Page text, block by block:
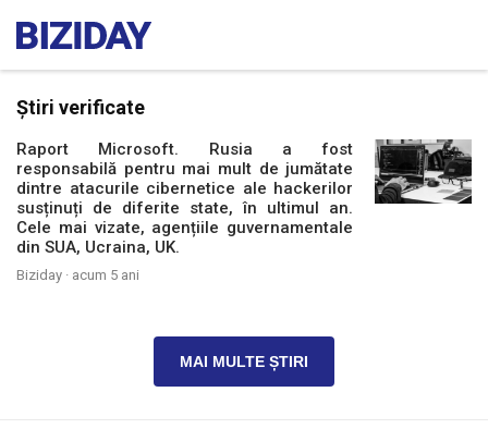
Știri verificate
Raport Microsoft. Rusia a fost
responsabilă pentru mai mult de jumătate
dintre atacurile cibernetice ale hackerilor
susținuți de diferite state, în ultimul an.
Cele mai vizate, agențiile guvernamentale
din SUA, Ucraina, UK.
Biziday · acum 5 ani
MAI MULTE ȘTIRI